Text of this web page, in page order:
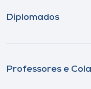
Diplomados
Professores e